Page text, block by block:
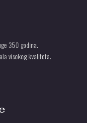
350 godina.
visokog kvaliteta.